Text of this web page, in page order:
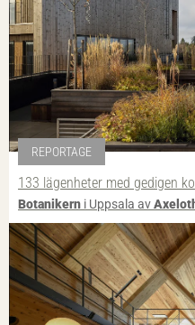
REPORTAGE
133 lägenheter med gedigen
Botanikern i Uppsala av